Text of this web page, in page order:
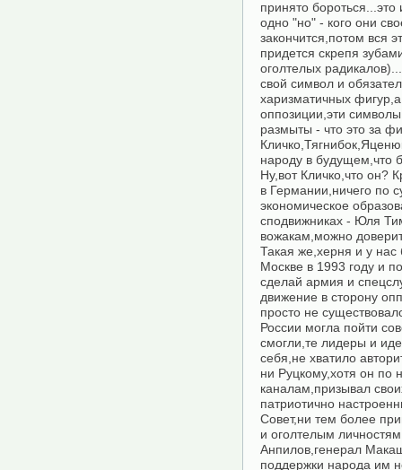
принято
одно "но" - кого они
закончится,потом вся
придется скрепя
оголтелых
свой символ и
харизматичных
оппозиции,эти
размыты - что это за
народу в будущем,что
Ну,вот Кличко,что он?
в Германии,ничего по
экономическое
сподвижниках - Юля
вожакам,можно
Такая же,херня и у
Москве в 1993 году и
сделай армия и
движение в сторону
просто не
России могла пойти
смогли,те лидеры и
себя,не хватило
ни Руцкому,хотя он
каналам,призывал
патриотично
Совет,ни тем более
и оголтелым
Анпилов,генерал
поддержки народа им